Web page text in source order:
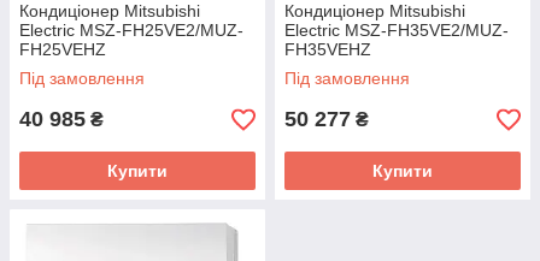
Кондиціонер Mitsubishi
Electric MSZ-FH25VE2/MUZ-
FH25VEHZ
Під замовлення
40 985 ₴
Купити
Кондиціонер Mitsubishi
Electric MSZ-FH35VE2/MUZ-
FH35VEHZ
Під замовлення
50 277 ₴
Купити